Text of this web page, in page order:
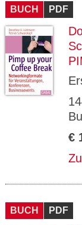
BUCH PDF
€
BUCH PDF